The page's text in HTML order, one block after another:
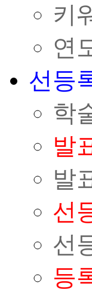
키
연
선등
학
발
발
선
선
등